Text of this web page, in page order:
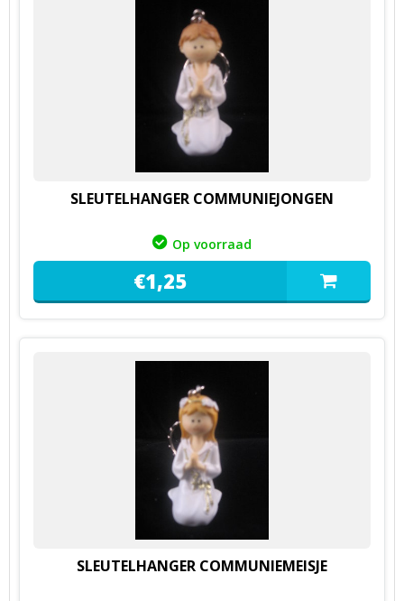
SLEUTELHANGER COMMUNIEJONGEN
Op voorraad
€1,25
SLEUTELHANGER COMMUNIEMEISJE